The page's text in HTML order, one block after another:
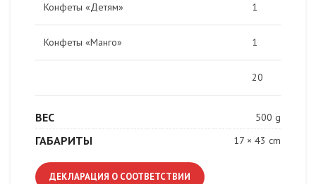
Конфеты «Детям» 1
Конфеты «Манго» 1
20
ВЕС 500 g
ГАБАРИТЫ 17 × 43 cm
ДЕКЛАРАЦИЯ О СООТВЕТСТВИИ